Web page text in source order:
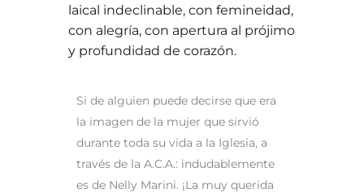
laical indeclinable, con femineidad,
con alegría, con apertura al prójimo
y profundidad de corazón.
Si de alguien puede decirse que era
la imagen de la mujer que sirvió
durante toda su vida a la Iglesia, a
través de la A.C.A.: indudablemente
es de Nelly Marini. ¡La muy querida